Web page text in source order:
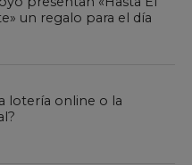
un regalo para el día
lotería online o la